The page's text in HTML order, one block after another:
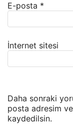
E-posta *
İnternet sitesi
Daha sonraki
posta adresim
kaydedilsin.